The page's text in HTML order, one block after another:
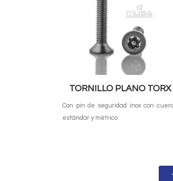
TORNILLO PLANO TORX
Con pin de seguridad inox con
estándar y métrico